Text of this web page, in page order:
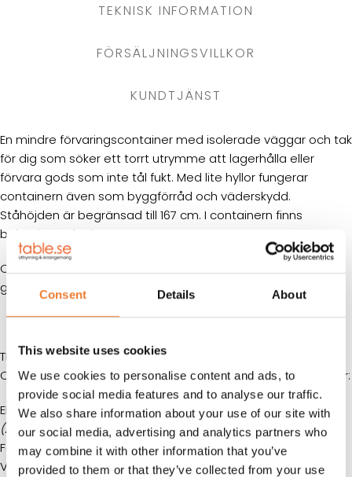
Consent Details About
This website uses cookies
We use cookies to personalise content and ads, to
provide social media features and to analyse our traffic.
We also share information about your use of our site with
our social media, advertising and analytics partners who
may combine it with other information that you’ve
provided to them or that they’ve collected from your use
TEKNISK INFORMATION
FÖRSÄLJNINGSVILLKOR
KUNDTJÄNST
En mindre förvaringscontainer med isolerade väggar och tak
för dig som söker ett torrt utrymme att lagerhålla eller
förvara gods som inte tål fukt. Med lite hyllor fungerar
containern även som byggförråd och väderskydd.
Ståhöjden är begränsad till 167 cm. I containern finns
belysning och eluttag.
Containern är försedd med lockbox (låskåpa) i robust
galvaniserat stål.
TILLÄGG
Containern kan mot extra kostnad förses med olika tillbehör:
Elcentral 16A / 400V – 4000 kr
(Anslutning via hål täckt med utanpåliggande gummiskydd.)
Fast utanpåliggande 16 A kontakt är tillval – 1000 kr
Värmefläkt 2 kWh – 1500 kr